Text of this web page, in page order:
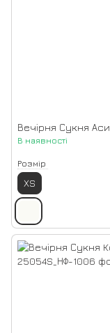
Вечірня Сукня
В наявності
Розмір
XS